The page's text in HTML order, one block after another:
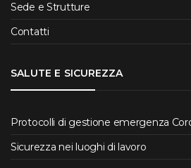
Sede e Strutture
Contatti
SALUTE E SICUREZZA
Protocolli di gestione emergenza
Sicurezza nei luoghi di lavoro